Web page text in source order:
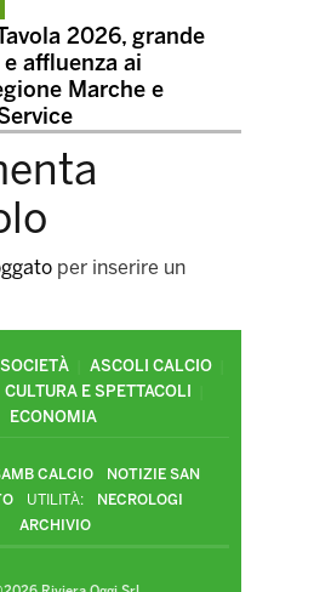
2026, grande
affluenza ai
Marche e
per inserire un
SOCIETÀ
ASCOLI CALCIO
CULTURA E SPETTACOLI
ECONOMIA
CALCIO
NOTIZIE SAN
UTILITÀ:
NECROLOGI
ARCHIVIO